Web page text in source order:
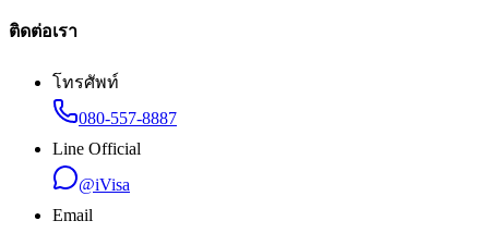
ติดต่อเรา
โทรศัพท์
080-557-8887
Line Official
@iVisa
Email